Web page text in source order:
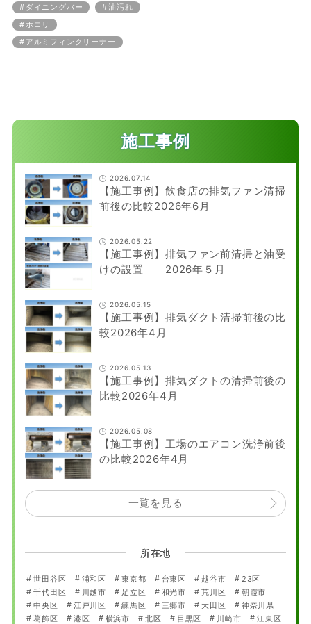
ダイニングバー
油汚れ
ホコリ
アルミフィンクリーナー
施工事例
2026.07.14
【施工事例】飲食店の排気ファン清掃
前後の比較2026年6月
2026.05.22
【施工事例】排気ファン前清掃と油受
けの設置 2026年５月
2026.05.15
【施工事例】排気ダクト清掃前後の比
較2026年4月
2026.05.13
【施工事例】排気ダクトの清掃前後の
比較2026年4月
2026.05.08
【施工事例】工場のエアコン洗浄前後
の比較2026年4月
一覧を見る
所在地
世田谷区 浦和区 東京都 台東区 越谷市
23区
千代田区
川越市 足立区 和光市 荒川区
朝霞市
中央区
江戸川区 練馬区 三郷市 大田区
神奈川県
葛飾区
港区 横浜市 北区 目黒区 川崎市
江東区